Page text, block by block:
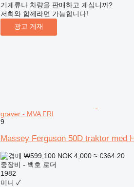
기계류나 차량을 판매하고 계십니까?
저희와 함께라면 가능합니다!
광고 게재
graver - MVA FRI
9
Massey Ferguson 50D traktor med
₩599,100 NOK 4,000 ≈ €364.20
중장비 - 백호 로더
1982
미니 ✓